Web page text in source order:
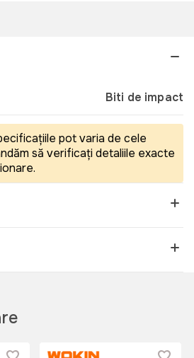
Biti de impact
pot varia de cele
să verificați detaliile exacte